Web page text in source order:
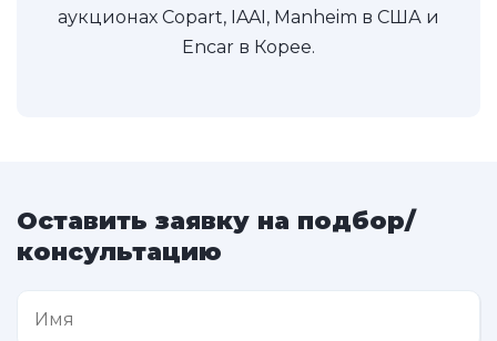
аукционах Copart, IAAI, Manheim в США и
Encar в Корее.
Оставить заявку на подбор/
консультацию